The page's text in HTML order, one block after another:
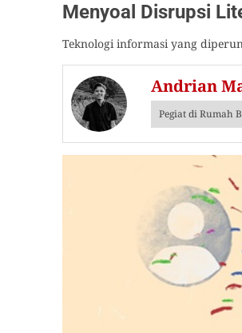
Menyoal Disrupsi
Teknologi informasi yang
Andrian
Pegiat di Rumah